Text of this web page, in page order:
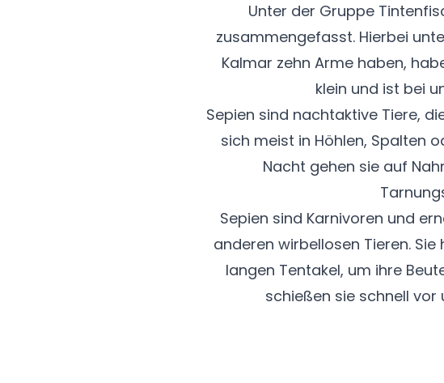
Unter der Gruppe
zusammengefasst. Hierbei
Kalmar zehn Arme haben,
klein und ist bei
Sepien sind nachtaktive Tiere,
sich meist in Höhlen, Spalten
Nacht gehen sie auf
Sepien sind Karnivoren und
anderen wirbellosen Tieren.
langen Tentakel, um ihre
schießen sie schnell